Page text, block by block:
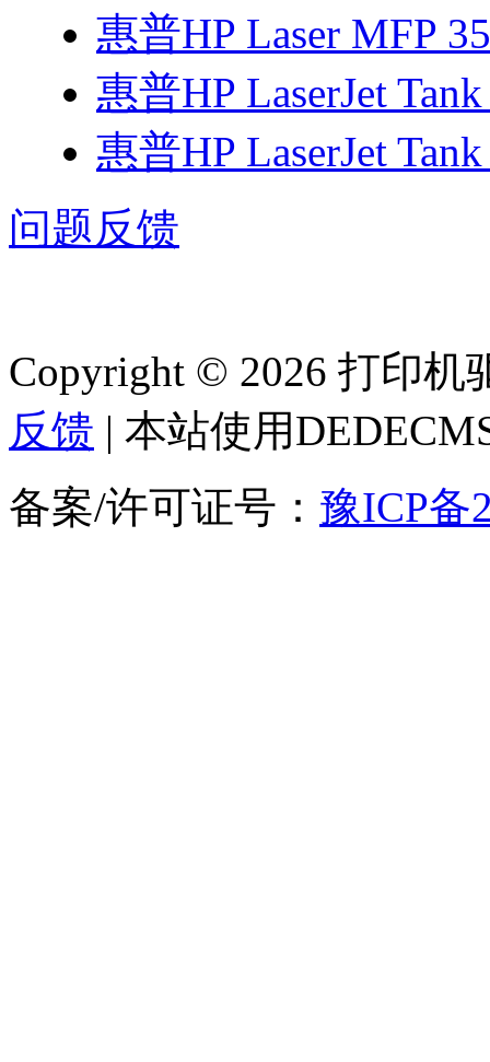
惠普HP Laser MFP
惠普HP LaserJet
惠普HP LaserJet
问题反馈
Copyright © 2026 打印
反馈 | 本站使用
备案/许可证号： 豫ICP备